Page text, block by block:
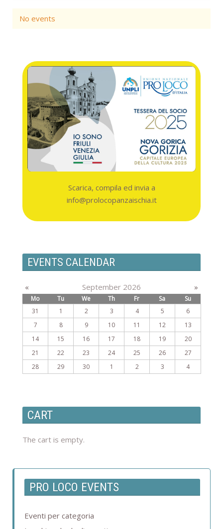
Add filter Clear
No events
Scarica, compila ed invia a
info@prolocopanzaischia.it
EVENTS CALENDAR
« September 2026 »
Mo Tu We Th Fr Sa
Su
31
1 2 3 4 5
6
7
8 9 10 11 12
13
14
15 16 17 18 19
20
21
22 23 24 25 26
27
28
29 30 1 2 3 4
CART
The cart is empty.
PRO LOCO EVENTS
Eventi per categoria